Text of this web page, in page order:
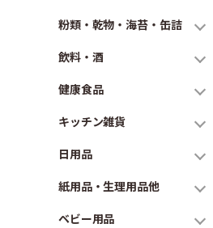
粉類・乾物・海苔・缶詰
飲料・酒
健康食品
キッチン雑貨
日用品
紙用品・生理用品他
ベビー用品